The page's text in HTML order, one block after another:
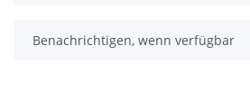
Benachrichtigen, wenn verfügbar